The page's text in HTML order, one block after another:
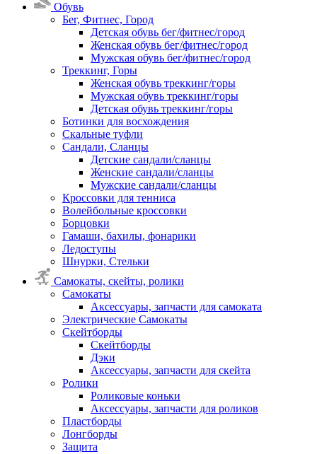
Обувь
Бег, Фитнес, Город
Детская обувь бег/фитнес/город
Женская обувь бег/фитнес/город
Мужская обувь бег/фитнес/город
Треккинг, Горы
Женская обувь треккинг/горы
Мужская обувь треккинг/горы
Детская обувь треккинг/горы
Ботинки для восхождения
Скальные туфли
Сандали, Сланцы
Детские сандали/сланцы
Женские сандали/сланцы
Мужские сандали/сланцы
Кроссовки для тенниса
Волейбольные кроссовки
Борцовки
Гамаши, бахилы, фонарики
Ледоступы
Шнурки, Стельки
Самокаты, скейты, ролики
Самокаты
Аксессуары, запчасти для самоката
Электрические Самокаты
Скейтборды
Скейтборды
Дэки
Аксессуары, запчасти для скейта
Ролики
Роликовые коньки
Аксессуары, запчасти для роликов
Пластборды
Лонгборды
Защита